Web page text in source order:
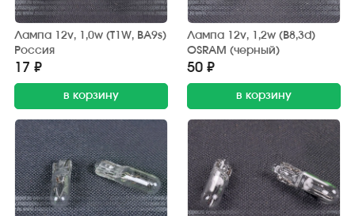
Лампа 12v, 1,0w (T1W, BA9s)
Россия
17 ₽
в корзину
Лампа 12v, 1,2w (B8,3d)
OSRAM (черный)
50 ₽
в корзину